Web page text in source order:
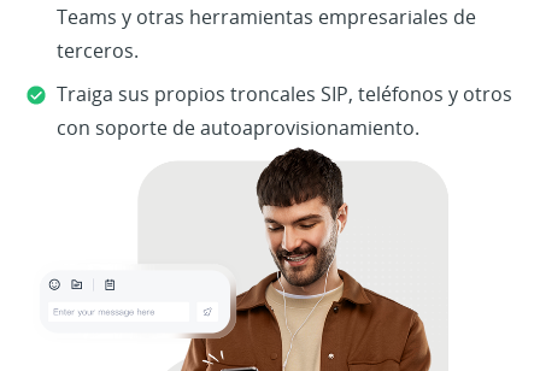
Teams y otras herramientas empresariales de
terceros.
Traiga sus propios troncales SIP, teléfonos y otros
con soporte de autoaprovisionamiento.